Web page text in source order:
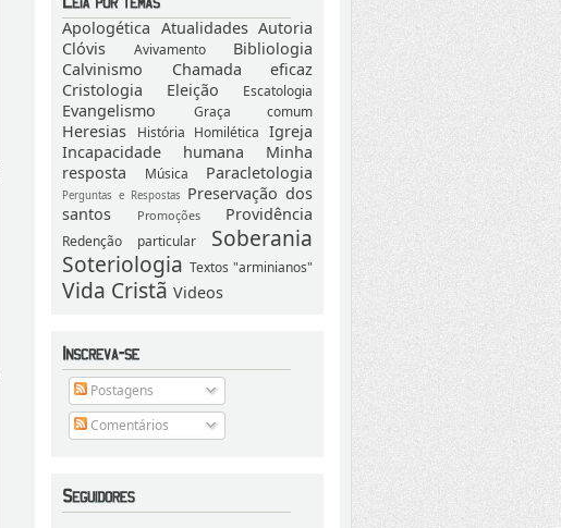
Apologética Atualidades Autoria
Clóvis
Avivamento
Bibliologia
Calvinismo
Chamada eficaz
Cristologia
Eleição Escatologia
Evangelismo Graça comum
Heresias História Homilética Igreja
Incapacidade humana
Minha
resposta
Música Paracletologia
Perguntas e Respostas
Preservação dos
santos
Promoções Providência
Redenção particular
Soberania
Soteriologia Textos "arminianos"
Vida Cristã Videos
Postagens
Comentários